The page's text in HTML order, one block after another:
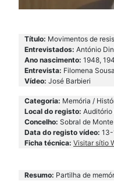
Título: Movimentos de
Entrevistados: António
Ano nascimento: 1948,
Entrevista: Filomena Sousa
Vídeo: José Barbieri
Categoria: Memória /
Local do registo:
Concelho: Sobral de
Data do registo vídeo:
Ficha técnica: Visitar sítio
Resumo: Partilha de